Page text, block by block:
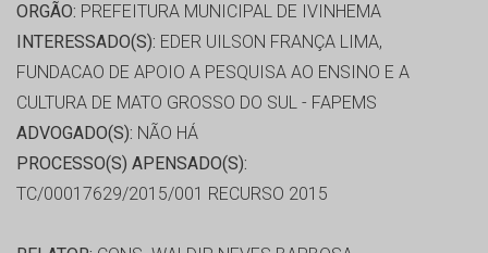
ORGÃO: PREFEITURA MUNICIPAL DE IVINHEMA
INTERESSADO(S): EDER UILSON FRANÇA LIMA,
FUNDACAO DE APOIO A PESQUISA AO ENSINO E A
CULTURA DE MATO GROSSO DO SUL - FAPEMS
ADVOGADO(S): NÃO HÁ
PROCESSO(S) APENSADO(S):
TC/00017629/2015/001 RECURSO 2015